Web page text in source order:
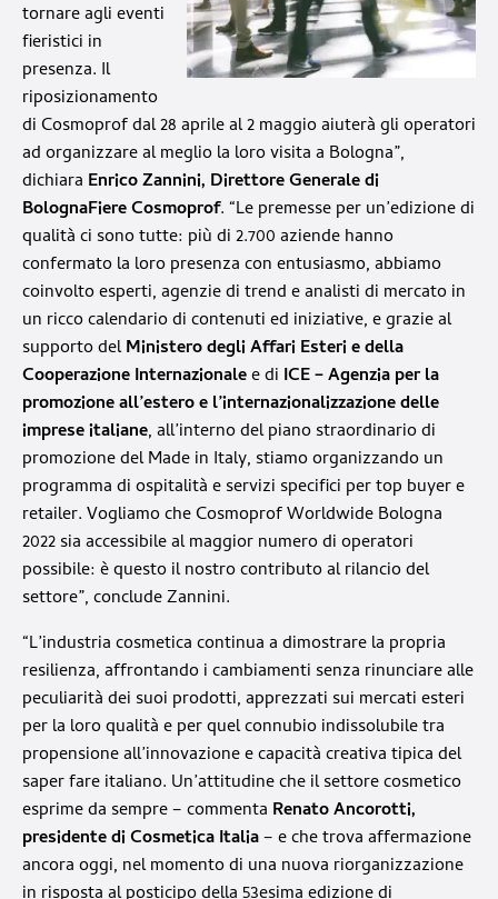
tornare agli eventi
fieristici in
presenza. Il
riposizionamento
di Cosmoprof dal 28 aprile al 2 maggio aiuterà gli operatori
ad organizzare al meglio la loro visita a Bologna”,
dichiara Enrico Zannini, Direttore Generale di
BolognaFiere Cosmoprof. “Le premesse per un’edizione di
qualità ci sono tutte: più di 2.700 aziende hanno
confermato la loro presenza con entusiasmo, abbiamo
coinvolto esperti, agenzie di trend e analisti di mercato in
un ricco calendario di contenuti ed iniziative, e grazie al
supporto delMinistero degli Affari Esteri e della
Cooperazione Internazionalee di ICE – Agenzia per la
promozione all’estero e l’internazionalizzazione delle
imprese italiane, all’interno del piano straordinario di
promozione del Made in Italy, stiamo organizzando un
programma di ospitalità e servizi specifici per top buyer e
retailer. Vogliamo che Cosmoprof Worldwide Bologna
2022 sia accessibile al maggior numero di operatori
possibile: è questo il nostro contributo al rilancio del
settore”, conclude Zannini.
“L’industria cosmetica continua a dimostrare la propria
resilienza, affrontando i cambiamenti senza rinunciare alle
peculiarità dei suoi prodotti, apprezzati sui mercati esteri
per la loro qualità e per quel connubio indissolubile tra
propensione all’innovazione e capacità creativa tipica del
saper fare italiano. Un’attitudine che il settore cosmetico
esprime da sempre – commenta Renato Ancorotti,
presidente di Cosmetica Italia– e che trova affermazione
ancora oggi, nel momento di una nuova riorganizzazione